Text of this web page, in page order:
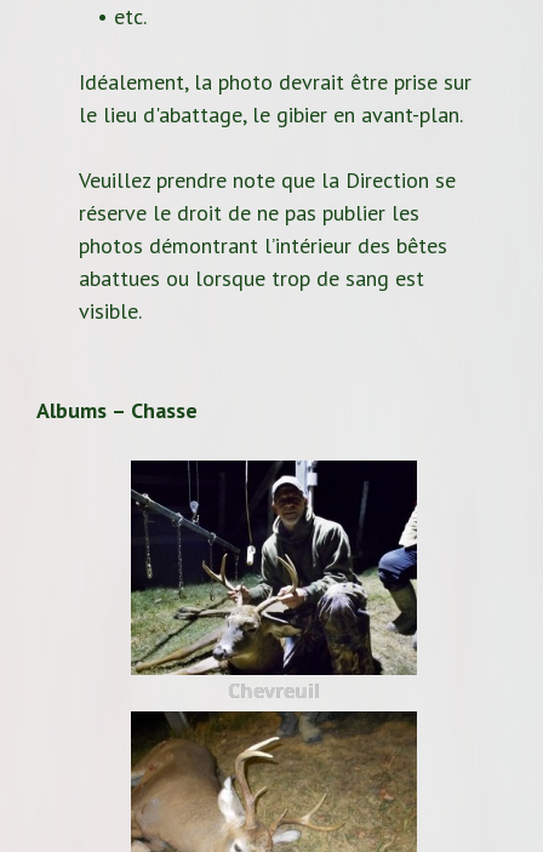
• etc.
Idéalement, la photo devrait être prise sur
le lieu d'abattage, le gibier en avant-plan.
Veuillez prendre note que la Direction se
réserve le droit de ne pas publier les
photos démontrant l’intérieur des bêtes
abattues ou lorsque trop de sang est
visible.
Albums – Chasse
Chevreuil